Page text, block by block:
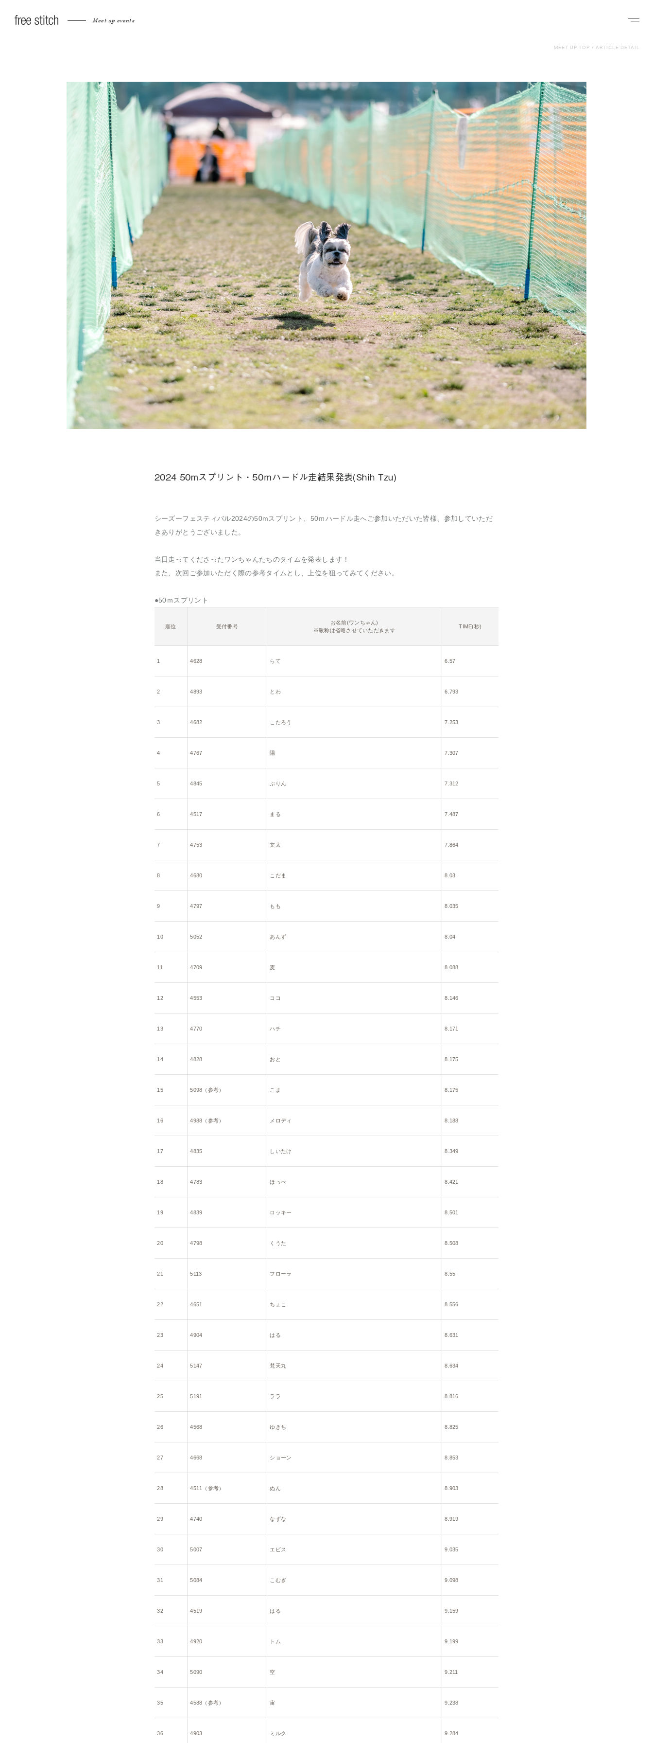
Meet up events ナビゲ
MEET UP TOP / ARTICLE DETAIL
2024 50mスプリント・50ｍハードル走結果発表(Shih Tzu)
シーズーフェスティバル2024の50mスプリント、50ｍハードル走へご参加いただいた皆様、参加していただ
きありがとうございました。
当日走ってくださったワンちゃんたちのタイムを発表します！
また、次回ご参加いただく際の参考タイムとし、上位を狙ってみてください。
●50ｍスプリント
順位 受付番号
お名前(ワンちゃん)
※敬称は省略させていただきます
TIME(秒)
1 4628 らて 6.57
2 4893 とわ 6.793
3 4682 こたろう 7.253
4 4767 陽 7.307
5 4845 ぶりん 7.312
6 4517 まる 7.487
7 4753 文太 7.864
8 4680 こだま 8.03
9 4797 もも 8.035
10 5052 あんず 8.04
11 4709 麦 8.088
12 4553 ココ 8.146
13 4770 ハチ 8.171
14 4828 おと 8.175
15 5098（参考） こま 8.175
16 4988（参考） メロディ 8.188
17 4835 しいたけ 8.349
18 4783 ほっぺ 8.421
19 4839 ロッキー 8.501
20 4798 くうた 8.508
21 5113 フローラ 8.55
22 4651 ちょこ 8.556
23 4904 はる 8.631
24 5147 梵天丸 8.634
25 5191 ララ 8.816
26 4568 ゆきち 8.825
27 4668 ショーン 8.853
28 4511（参考） ぬん 8.903
29 4740 なずな 8.919
30 5007 エビス 9.035
31 5084 こむぎ 9.098
32 4519 はる 9.159
33 4920 トム 9.199
34 5090 空 9.211
35 4588（参考） 宙 9.238
36 4903 ミルク 9.284